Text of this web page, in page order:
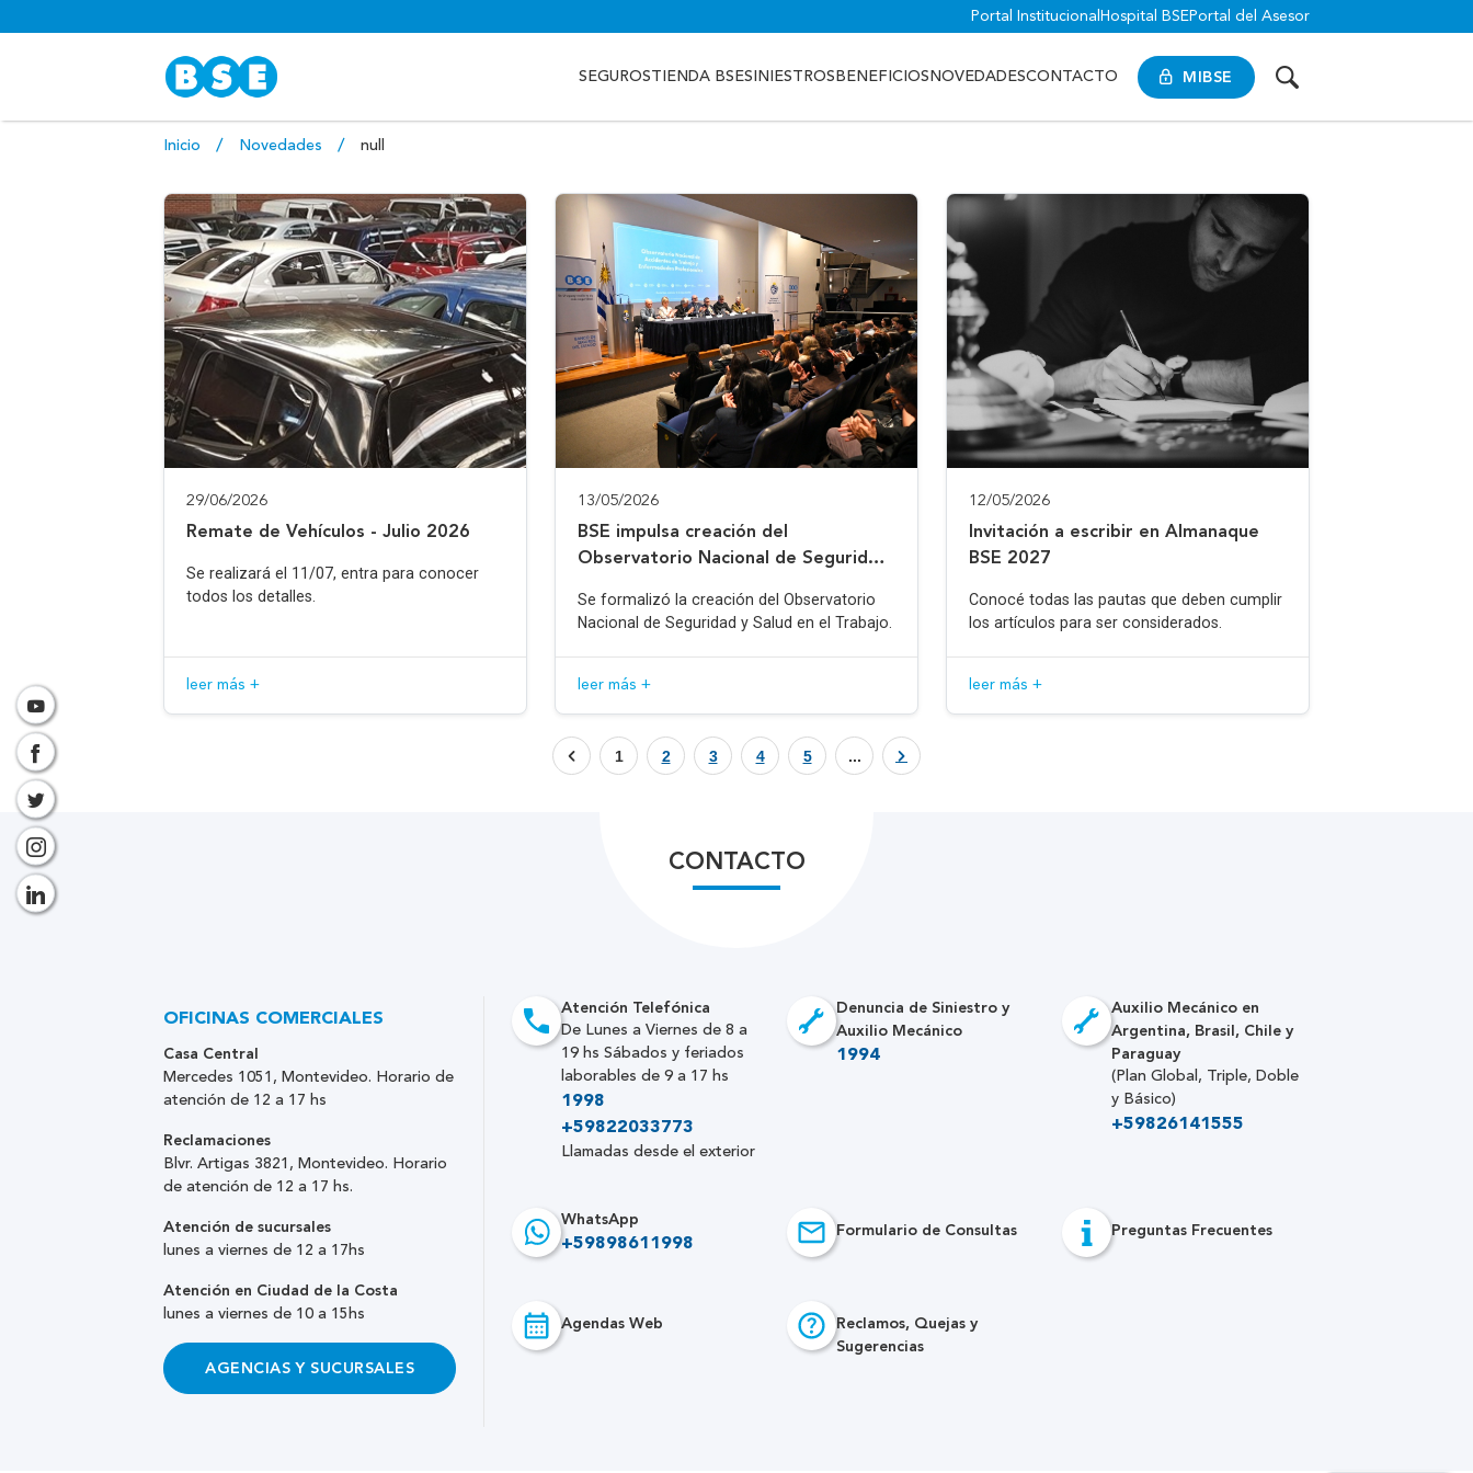
Portal Institucional Hospital BSE Portal del Asesor
MIBSE
SEGUROSTIENDA BSESINIESTROS BENEFICIOS NOVEDADESCONTACTO
Inicio Novedades null
29/06/2026
Remate de Vehículos - Julio 2026
Se realizará el 11/07, entra para conocer
todos los detalles.
leer más +
13/05/2026
BSE impulsa creación del
Observatorio Nacional de Seguridad
Se formalizó la creación del Observatorio
Nacional de Seguridad y Salud en el Trabajo.
leer más +
12/05/2026
Invitación a escribir en Almanaque
BSE 2027
Conocé todas las pautas que deben cumplir
los artículos para ser considerados.
leer más +
1 2 3 4 5 ...
CONTACTO
Atención Telefónica
De Lunes a Viernes de 8 a
19 hs Sábados y feriados
laborables de 9 a 17 hs
1998
+59822033773
Llamadas desde el exterior
Denuncia de Siniestro y
Auxilio Mecánico
1994
Auxilio Mecánico en
Argentina, Brasil, Chile y
Paraguay
(Plan Global, Triple, Doble
y Básico)
+59826141555
WhatsApp
+59898611998
Formulario de Consultas Preguntas Frecuentes
Agendas Web
Reclamos, Quejas y
Sugerencias
OFICINAS COMERCIALES
Casa Central
Mercedes 1051, Montevideo. Horario de
atención de 12 a 17 hs
Reclamaciones
Blvr. Artigas 3821, Montevideo. Horario
de atención de 12 a 17 hs.
Atención de sucursales
lunes a viernes de 12 a 17hs
Atención en Ciudad de la Costa
lunes a viernes de 10 a 15hs
AGENCIAS Y SUCURSALES